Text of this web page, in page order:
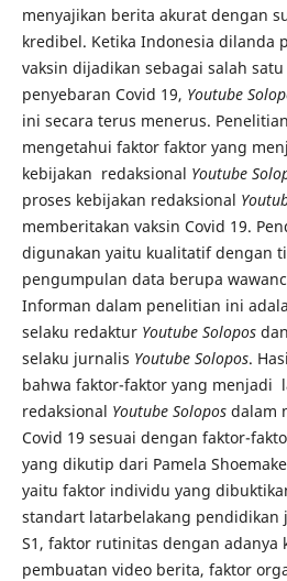
menyajikan berita akurat dengan
kredibel. Ketika Indonesia dilanda
vaksin dijadikan sebagai salah
penyebaran Covid 19, Youtube
ini secara terus menerus.
mengetahui faktor faktor yang
kebijakan redaksional Youtube
proses kebijakan redaksional
memberitakan vaksin Covid 19.
digunakan yaitu kualitatif dengan
pengumpulan data berupa
Informan dalam penelitian ini
selaku redaktur Youtube Solopos
selaku jurnalis Youtube Solopos.
bahwa faktor-faktor yang menjadi
redaksional Youtube Solopos dalam
Covid 19 sesuai dengan faktor-
yang dikutip dari Pamela
yaitu faktor individu yang
standart latarbelakang pendidikan
S1, faktor rutinitas dengan adanya
pembuatan video berita, faktor